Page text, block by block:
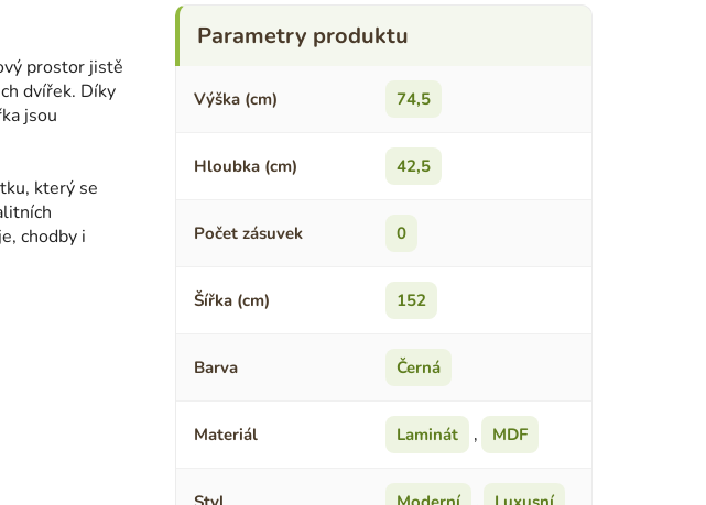
prostor jistě
dvířek. Díky
jsou
který se
chodby i
Výška (cm) 74,5
Hloubka (cm) 42,5
Počet zásuvek 0
Šířka (cm) 152
Barva Černá
Materiál Laminát , MDF